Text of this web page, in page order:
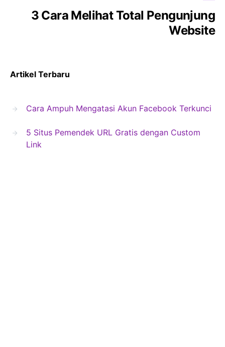
3 Cara Melihat Total Pengunjung
Website
Artikel Terbaru
Cara Ampuh Mengatasi Akun Facebook Terkunci
5 Situs Pemendek URL Gratis dengan Custom
Link